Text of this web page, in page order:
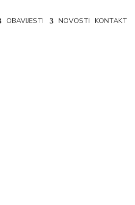
OBAVIJESTI NOVOSTI KONTAKT